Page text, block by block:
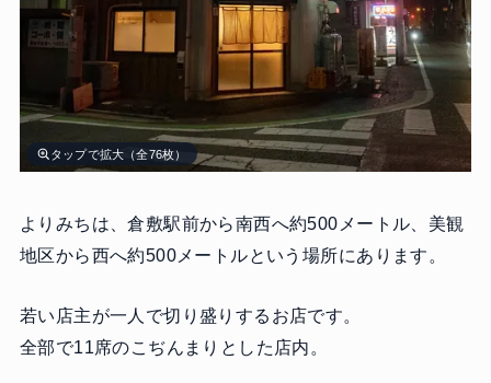
タップで拡大（全76枚）
よりみちは、倉敷駅前から南西へ約500メートル、美観
地区から西へ約500メートルという場所にあります。
若い店主が一人で切り盛りするお店です。
全部で11席のこぢんまりとした店内。